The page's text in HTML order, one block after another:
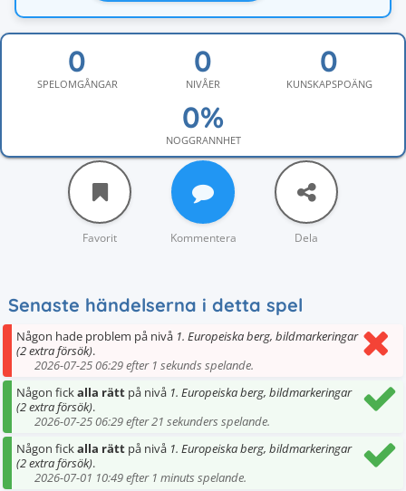
SPELOMGÅNGAR NIVÅER KUNSKAPSPOÄNG
NOGGRANNHET
Favorit Kommentera Dela
Senaste händelserna i detta spel
Någon hade problem på nivå 1. Europeiska berg, bildmarkeringar
(2 extra försök).
2026-07-25 06:29 efter 1 sekunds spelande.
Någon fickalla rätt på nivå 1. Europeiska berg, bildmarkeringar
(2 extra försök).
2026-07-25 06:29 efter 21 sekunders spelande.
Någon fickalla rätt på nivå 1. Europeiska berg, bildmarkeringar
(2 extra försök).
2026-07-01 10:49 efter 1 minuts spelande.